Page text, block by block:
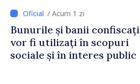
Irlandei de Nord, Fern
Horine / Acum 1 zi
Bunurile și banii confiscați
vor fi utilizați în scopuri
sociale și în interes public